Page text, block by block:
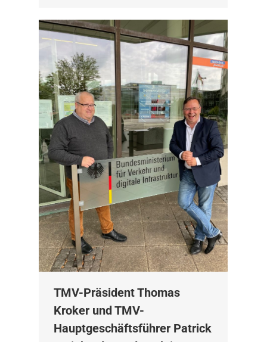
TMV-Präsident Thomas
Kroker und TMV-
Hauptgeschäftsführer Patrick